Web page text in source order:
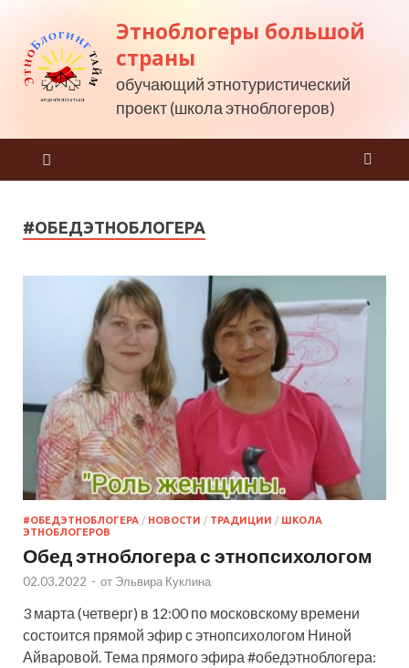
Этноблогеры большой
страны
обучающий этнотуристический
проект (школа этноблогеров)
#ОБЕДЭТНОБЛОГЕРА
#ОБЕДЭТНОБЛОГЕРА / НОВОСТИ / ТРАДИЦИИ / ШКОЛА
ЭТНОБЛОГЕРОВ
Обед этноблогера с этнопсихологом
02.03.2022 - от Эльвира Куклина
3 марта (четверг) в 12:00 по московскому времени
состоится прямой эфир с этнопсихологом Ниной
Айваровой. Тема прямого эфира #обедэтноблогера: